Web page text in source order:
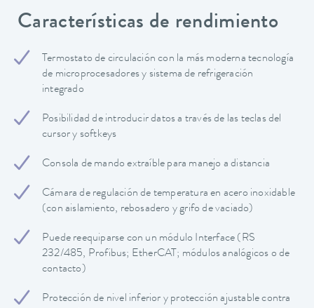
Características de rendimiento
Termostato de circulación con la más moderna tecnología
de microprocesadores y sistema de refrigeración
integrado
Posibilidad de introducir datos a través de las teclas del
cursor y softkeys
Consola de mando extraíble para manejo a distancia
Cámara de regulación de temperatura en acero inoxidable
(con aislamiento, rebosadero y grifo de vaciado)
Puede reequiparse con un módulo Interface (RS
232/485, Profibus; EtherCAT; módulos analógicos o de
contacto)
Protección de nivel inferior y protección ajustable contra